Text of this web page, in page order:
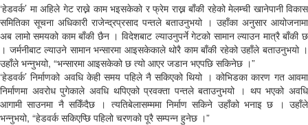
‘हेडवर्क’ मा अहिले गेट राख्ने काम भइसकेको र फ्रेम राख्न बाँकी रहेको मेलम्ची खानेपानी विकास
समितिका सूचना अधिकारी राजेन्द्रप्रसाद पन्तले बताउनुभयो । उहाँका अनुसार आयोजनामा
अब लामो समयको काम बाँकी छैन । विदेशबाट ल्याउनुपर्ने गेटको सामान ल्याउन मात्रै बाँकी छ
। जर्मनीबाट ल्याउने सामान भन्सारमा आइसकेकाले थोरै काम बाँकी रहेको उहाँले बताउनुभयो ।
उहाँले भन्नुभयो, “भन्सारमा आइसकेको छ त्यो आएर जडान भएपछि सकिनेछ ।”
‘हेडवर्क’ निर्माणको अवधि केही समय पहिले नै सकिएको थियो । कोभिडका कारण गत आवमा
निर्माणमा अवरोध पुगेकाले अवधि थपिएको प्रवक्ता पन्तले बताउनुभयो । थप भएको अवधि
आगामी साउनमा नै सकिँदैछ । त्यतिबेलासम्ममा निर्माण सकिने उहाँको भनाइ छ । उहाँले
भन्नुभयो, “हेडवर्क सकिएप्छि पहिलो चरणको पूरै सम्पन्न हुनेछ ।”